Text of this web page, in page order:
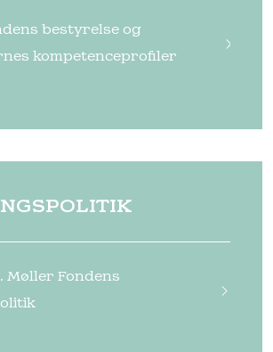
bestyrelse og
kompetenceprofiler
Møller Fondens